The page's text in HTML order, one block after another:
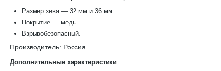
Размер зева — 32 мм и 36 мм.
Покрытие — медь.
Взрывобезопасный.
Производитель: Россия.
Дополнительные характеристики